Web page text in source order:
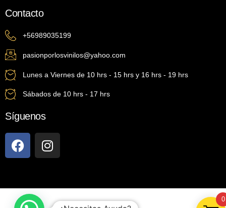
Contacto
+56989035199
pasionporlosvinilos@yahoo.com
Lunes a Viernes de 10 hrs - 15 hrs y 16 hrs - 19 hrs
Sábados de 10 hrs - 17 hrs
Síguenos
0